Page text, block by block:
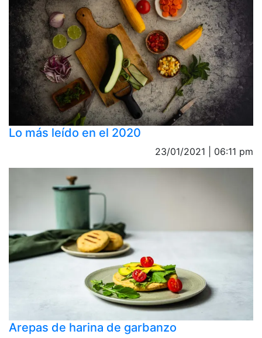
Lo más leído en el 2020
23/01/2021 | 06:11 pm
Arepas de harina de garbanzo